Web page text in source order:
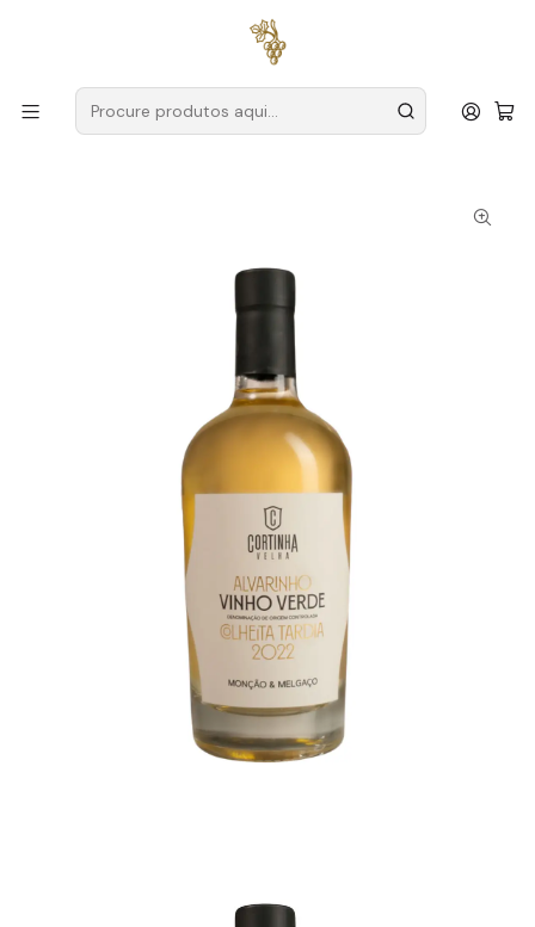
para encomendas a partir de
Produtores Vinho Verde
Cortinha Velha
Cortinha Velha Colheita Tardia Alvarinho 2022 Vinho Verde
Branco 50cl